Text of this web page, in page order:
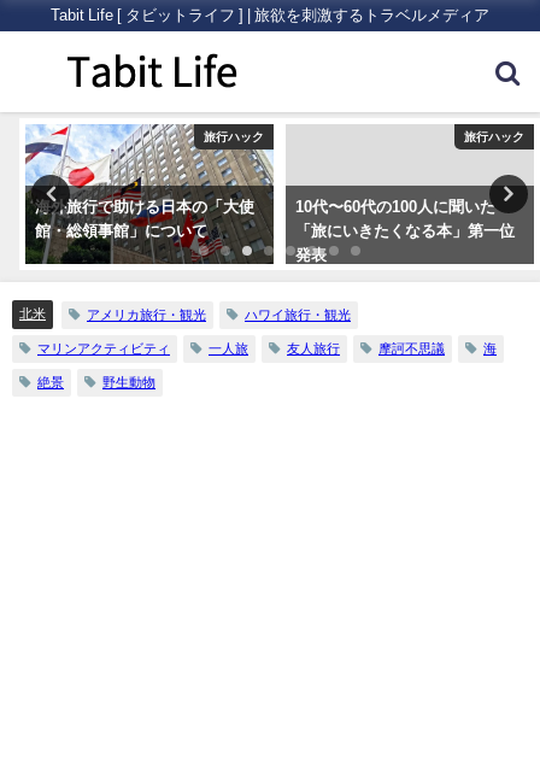
Tabit Life [ タビットライフ ] | 旅欲を刺激するトラベルメディア
旅行ハック
海外旅行で助ける日本の「大使
館・総領事館」について
旅行ハック
10代〜60代の100人に聞いた
「旅にいきたくなる本」第一位
発表
北米 アメリカ旅行・観光 ハワイ旅行・観光
マリンアクティビティ 一人旅 友人旅行 摩訶不思議 海
絶景 野生動物